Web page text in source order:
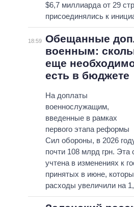
$6,7 миллиарда от 29
присоединялись к
18:59 Обещанные
военным:
еще
есть в бюджете
На доплаты
военнослужащим,
введенные в рамках
первого этапа реформы
Сил обороны, в 2026
почти 108 млрд грн.
учтена в изменениях к
принятых в июне,
расходы увеличили на